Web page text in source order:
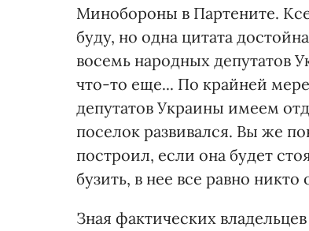
Минобороны в Партените.
буду, но одна цитата
восемь народных депутатов
что-то еще... По крайней
депутатов Украины имеем
поселок развивался. Вы же
построил, если она будет
бузить, в нее все равно
Зная фактических